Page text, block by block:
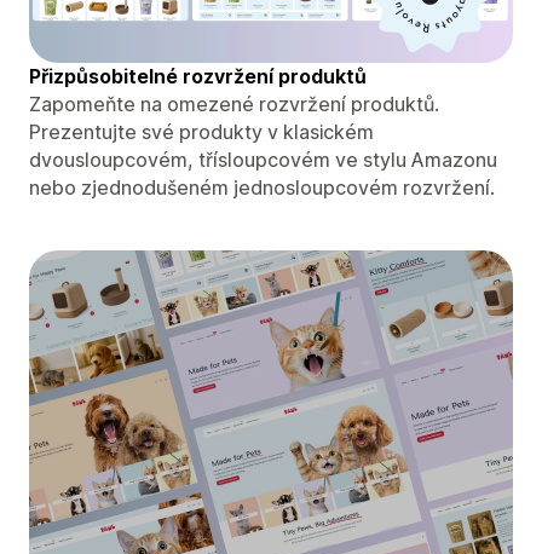
Přizpůsobitelné rozvržení produktů
Zapomeňte na omezené rozvržení produktů.
Prezentujte své produkty v klasickém
dvousloupcovém, třísloupcovém ve stylu Amazonu
nebo zjednodušeném jednosloupcovém rozvržení.